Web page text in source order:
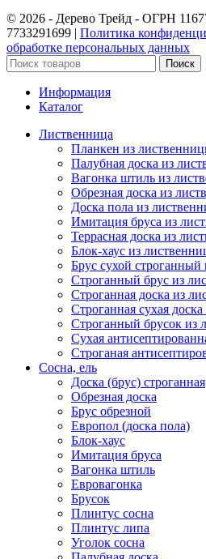
©️ 2026 - Дерево Трейд - ОГРН
7733291699 | Политика
обработке персональных данных
Поиск
Информация
Каталог
Лиственница
Планкен из
Палубная доска из
Вагонка штиль из
Обрезная доска из
Доска пола из
Имитация бруса из
Террасная доска из
Блок-хаус из
Брус сухой
Строганный брус из
Строганная доска из
Строганная сухая
Строганный брусок из
Сухая
Строганая
Сосна, ель
Доска (брус) строганная
Обрезная доска
Брус обрезной
Европол (доска пола)
Блок-хаус
Имитация бруса
Вагонка штиль
Евровагонка
Брусок
Плинтус сосна
Плинтус липа
Уголок сосна